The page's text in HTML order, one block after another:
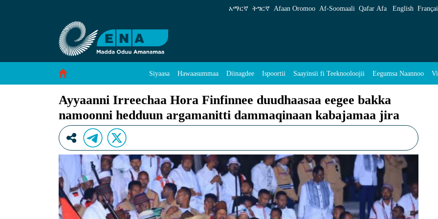
Ayyaanni Irreechaa Hora Finfinnee duudhaasaa eegee bakka namoonni hedduun
አማርኛ ትግርኛ Afaan Oromoo Af‑Soomaali Qafar Afa English
Siyaasa Hawaasummaa Diinagdee Ispoortii Saayinsii fi Teeknooloojii Eegumsa Naannoo
Ayyaanni Irreechaa Hora Finfinnee duudhaasaa eegee bakka
namoonni hedduun argamanitti dammaqinaan kabajamaa jira